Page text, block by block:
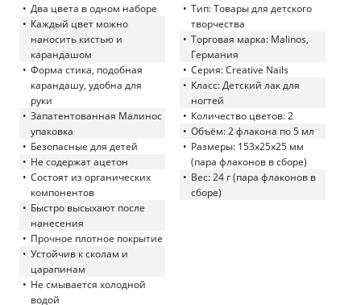
Два цвета в одном наборе
Каждый цвет можно
наносить кистью и
карандашом
Форма стика, подобная
карандашу, удобна для
руки
Запатентованная Малинос
упаковка
Безопасные для детей
Не содержат ацетон
Состоят из органических
компонентов
Быстро высыхают после
нанесения
Прочное плотное покрытие
Устойчив к сколам и
царапинам
Не смывается холодной
водой
Тип: Товары для детского
творчества
Торговая марка: Malinos,
Германия
Серия: Creative Nails
Класс: Детский лак для
ногтей
Количество цветов: 2
Объём: 2 флакона по 5 мл
Размеры: 153х25х25 мм
(пара флаконов в сборе)
Вес: 24 г (пара флаконов в
сборе)